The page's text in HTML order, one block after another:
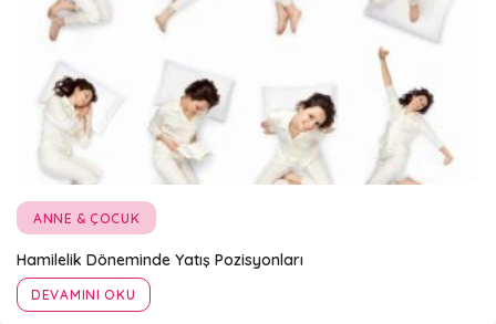
ANNE & ÇOCUK
Hamilelik Döneminde Yatış Pozisyonları
DEVAMINI OKU